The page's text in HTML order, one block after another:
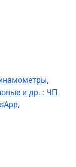
и др. : ЧП